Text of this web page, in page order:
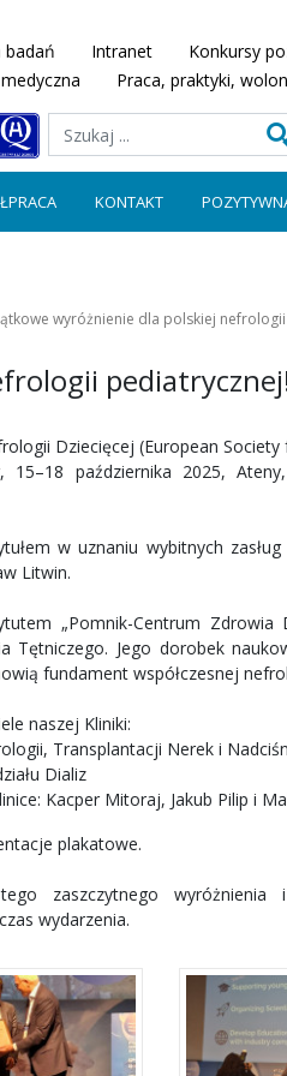
badań Intranet
Konkursy
Praca, praktyki,
KONTAKT
wyróżnienie dla polskiej
Dziecięcej (European
października 2025,
w uznaniu wybitnych
Litwin.
„Pomnik-Centrum Zdrowia
Jego dorobek
fundament współczesnej
naszej Kliniki:
Transplantacji Nerek i
Dializ
Kacper Mitoraj, Jakub Pilip i
plakatowe.
zaszczytnego wyróżnienia
wydarzenia.